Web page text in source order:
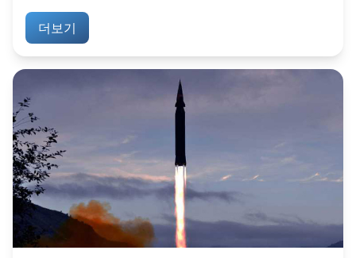
더보기